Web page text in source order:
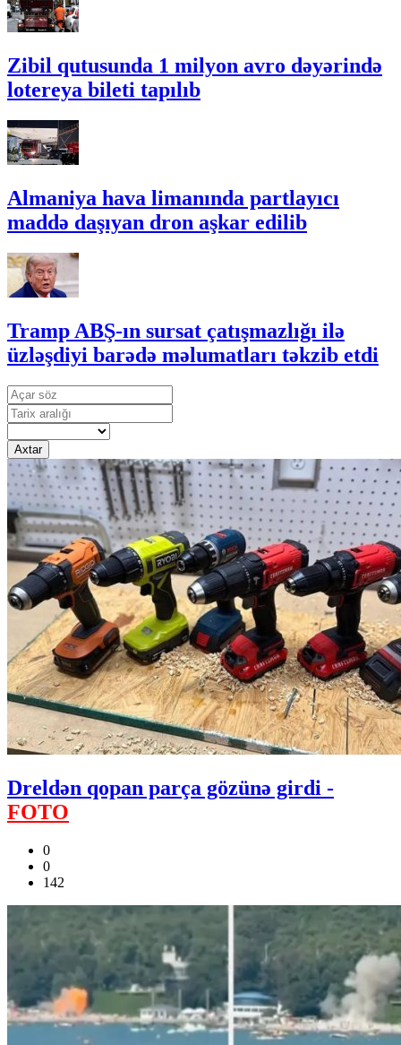
Zibil qutusunda 1 milyon avro dəyərində
lotereya bileti tapılıb
Almaniya hava limanında partlayıcı
maddə daşıyan dron aşkar edilib
Tramp ABŞ-ın sursat çatışmazlığı ilə
üzləşdiyi barədə məlumatları təkzib etdi
Axtar
Dreldən qopan parça gözünə girdi -
FOTO
0
0
142